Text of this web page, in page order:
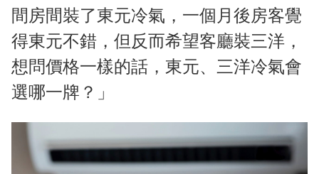
間房間裝了東元冷氣，一個月後房客覺
得東元不錯，但反而希望客廳裝三洋，
想問價格一樣的話，東元、三洋冷氣會
選哪一牌？」